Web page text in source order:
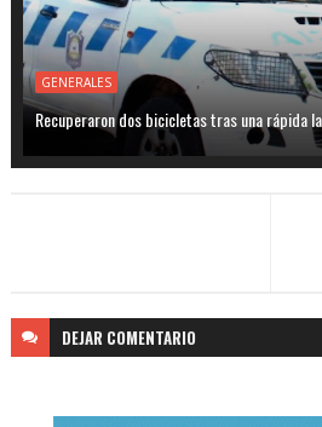
GENERALES
Recuperaron dos bicicletas tras una rápida
DEJAR COMENTARIO